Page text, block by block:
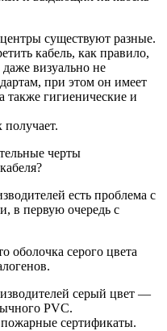
существуют разные.
кабель, как правило,
визуально не
при этом он имеет
также гигиенические и
черты
есть проблема с
в первую очередь с
оболочка серого цвета
серый цвет —
PVC.
сертификаты.